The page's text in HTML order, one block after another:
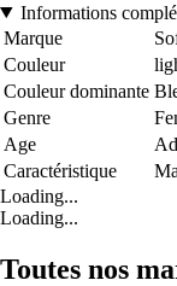
Informations
Marque
Couleur
Couleur dominante
Genre
Age
Caractéristique
Loading...
Loading...
Toutes nos